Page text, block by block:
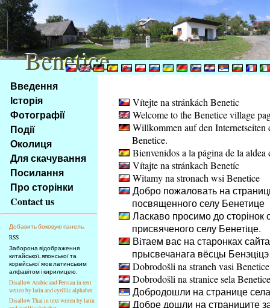
Na
obsah
stránky
Klávesové
zkratky
tomto
webu
základní
Hlavní
strana
Введення
Історія
Фотографії
Події
Околиця
Для скачування
Посилання
Про сторінки
Contact us
Добавить боковую панель.
RSS
Заборона відображення
китайської, японської та
корейської мов латинським
алфавітом і кирилицею.
Disallow Arabic and Persian in text
writen by latin and cyrillic alphabet
Disallow Thai in text writen by latin
Vítejte na stránkách Benetic
Welcome to the Benetice village
Willkommen auf den Internetseiten
Benetice.
Bienvenidos a la página de la aldea
Vítajte na stránkach Benetíc
Witamy na stronach wsi Benetice
Добро пожаловать на
посвященного селу Бенетице
Ласкаво просимо до сторінок
присвяченого селу Бенетiце.
Вiтаем вас на старонках
прысвечанага вёсцы Бенэцiцэ
Dobrodošli na straneh vasi Benetice
Dobrodošli na stranice sela Benetice
Добродошли на странице
Добре дошли на страниците
Benetice
Benetice